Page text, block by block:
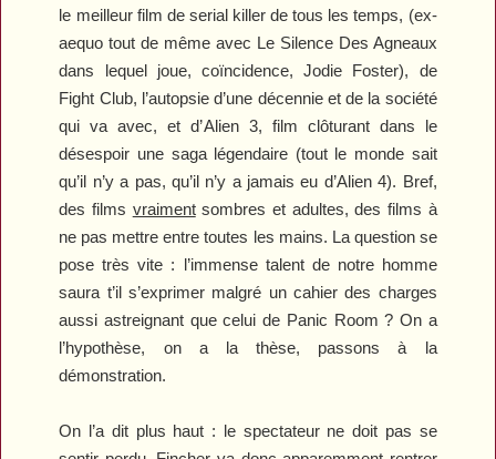
le meilleur film de serial killer de tous les temps, (ex-
aequo tout de même avec Le Silence Des Agneaux
dans lequel joue, coïncidence, Jodie Foster), de
Fight Club, l’autopsie d’une décennie et de la société
qui va avec, et d’Alien 3, film clôturant dans le
désespoir une saga légendaire (tout le monde sait
qu’il n’y a pas, qu’il n’y a jamais eu d’Alien 4). Bref,
des films vraimentsombres et adultes, des films à
ne pas mettre entre toutes les mains. La question se
pose très vite : l’immense talent de notre homme
saura t’il s’exprimer malgré un cahier des charges
aussi astreignant que celui de Panic Room ? On a
l’hypothèse, on a la thèse, passons à la
démonstration.
On l’a dit plus haut : le spectateur ne doit pas se